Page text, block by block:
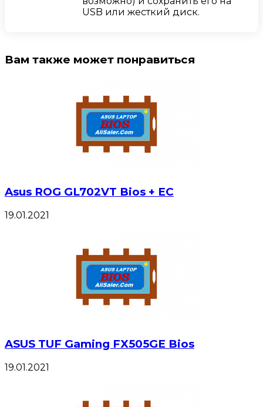
USB или жесткий диск.
Вам также может понравиться
Asus ROG GL702VT Bios + EC
19.01.2021
ASUS TUF Gaming FX505GE Bios
19.01.2021